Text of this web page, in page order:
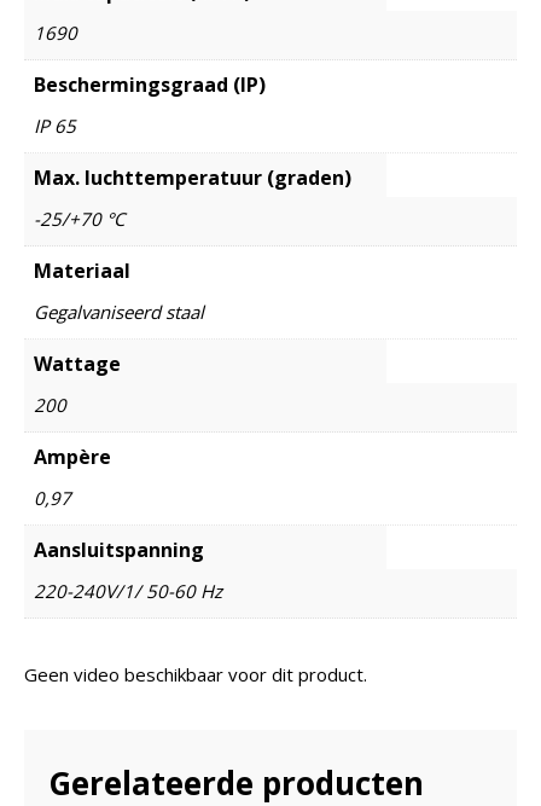
1690
Beschermingsgraad (IP)
IP 65
Max. luchttemperatuur (graden)
-25/+70 °C
Materiaal
Gegalvaniseerd staal
Wattage
200
Ampère
0,97
Aansluitspanning
220-240V/1/ 50-60 Hz
Geen video beschikbaar voor dit product.
Gerelateerde producten